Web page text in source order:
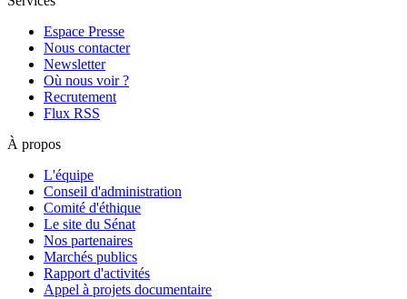
Espace Presse
Nous contacter
Newsletter
Où nous voir ?
Recrutement
Flux RSS
À propos
L'équipe
Conseil d'administration
Comité d'éthique
Le site du Sénat
Nos partenaires
Marchés publics
Rapport d'activités
Appel à projets documentaire